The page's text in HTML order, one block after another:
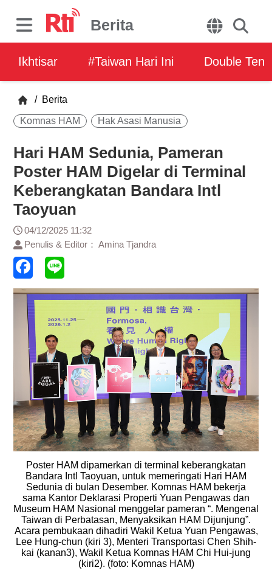
Berita
Ikhtisar #Taiwan Hari Ini Double Ten
/ Berita
Komnas HAM Hak Asasi Manusia
Hari HAM Sedunia, Pameran
Poster HAM Digelar di Terminal
Keberangkatan Bandara Intl
Taoyuan
04/12/2025 11:32
Penulis & Editor： Amina Tjandra
Poster HAM dipamerkan di terminal keberangkatan
Bandara Intl Taoyuan, untuk memeringati Hari HAM
Sedunia di bulan Desember. Komnas HAM bekerja
sama Kantor Deklarasi Properti Yuan Pengawas dan
Museum HAM Nasional menggelar pameran “. Mengenal
Taiwan di Perbatasan, Menyaksikan HAM Dijunjung”.
Acara pembukaan dihadiri Wakil Ketua Yuan Pengawas,
Lee Hung-chun (kiri 3), Menteri Transportasi Chen Shih-
kai (kanan3), Wakil Ketua Komnas HAM Chi Hui-jung
(kiri2). (foto: Komnas HAM)